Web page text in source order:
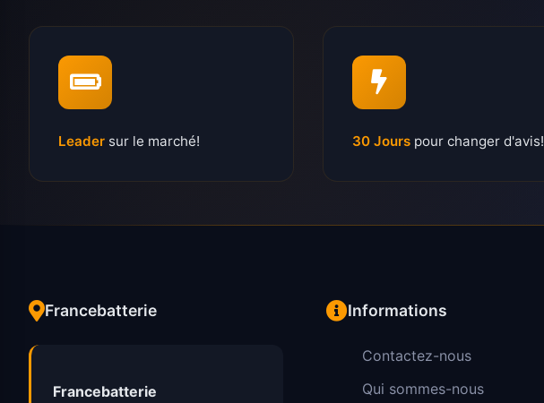
Leader sur le marché! 30 Jours pour changer d'avis!
Francebatterie
Francebatterie
Informations
Contactez-nous
Qui sommes-nous